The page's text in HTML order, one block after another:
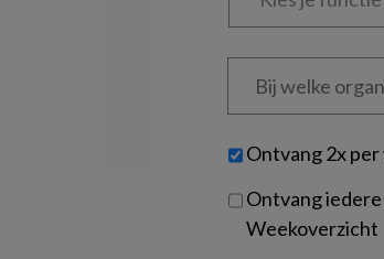
Bij
welke
je?
Untitled
Ontvang 2x
Ontvang
Weekoverzicht